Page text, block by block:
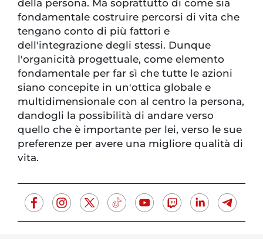
della persona. Ma soprattutto di come sia
fondamentale costruire percorsi di vita che
tengano conto di più fattori e
dell'integrazione degli stessi. Dunque
l'organicità progettuale, come elemento
fondamentale per far sì che tutte le azioni
siano concepite in un'ottica globale e
multidimensionale con al centro la persona,
dandogli la possibilità di andare verso
quello che è importante per lei, verso le sue
preferenze per avere una migliore qualità di
vita.